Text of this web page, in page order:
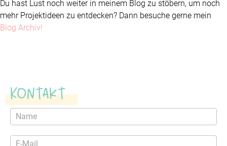
Du hast Lust noch weiter in meinem Blog zu stöbern, um noch
mehr Projektideen zu entdecken? Dann besuche gerne mein
Blog Archiv!
Kontakt
Kontaktformular